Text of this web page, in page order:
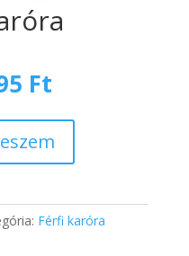
Ft
is:
10
395 Ft.
Férfi karóra